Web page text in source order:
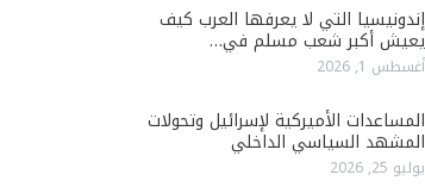
إندونيسيا التي لا يعرفها العرب كيف
يعيش أكبر شعب مسلم في…
أغسطس 1, 2026
المساعدات الأميركية لإسرائيل وتحولات
المشهد السياسي الداخلي
يوليو 25, 2026